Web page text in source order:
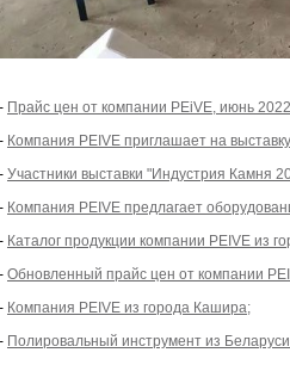
- Прайс цен от компании PEiVE, июнь
- Компания PEIVE приглашает на
- Участники выставки "Индустрия Камня
- Компания PEIVE предлагает
- Каталог продукции компании PEIVE из
- Обновленный прайс цен от компании
- Компания PEIVE из города Кашира;
- Полировальный инструмент из